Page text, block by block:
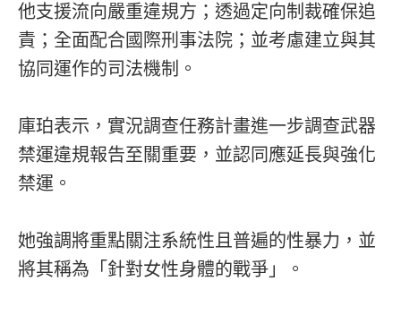
他支援流向嚴重違規方；透過定向制裁確保追
責；全面配合國際刑事法院；並考慮建立與其
協同運作的司法機制。
庫珀表示，實況調查任務計畫進一步調查武器
禁運違規報告至關重要，並認同應延長與強化
禁運。
她強調將重點關注系統性且普遍的性暴力，並
將其稱為「針對女性身體的戰爭」。